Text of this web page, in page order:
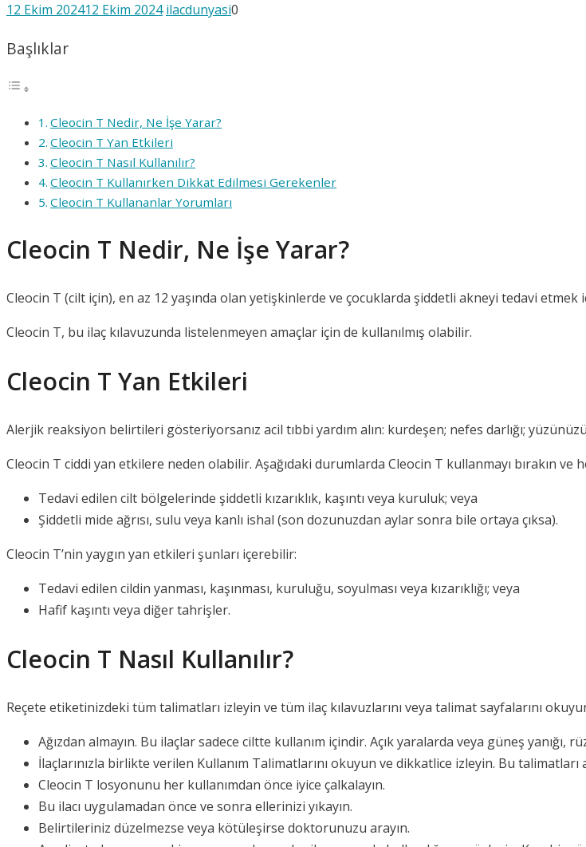
12 Ekim 202412 Ekim 2024 ilacdunyasi0
Başlıklar
Cleocin T Nedir, Ne İşe Yarar?
Cleocin T Yan Etkileri
Cleocin T Nasıl Kullanılır?
Cleocin T Kullanırken Dikkat Edilmesi Gerekenler
Cleocin T Kullananlar Yorumları
Cleocin T Nedir, Ne İşe Yarar?
Cleocin T (cilt için), en az 12 yaşında olan yetişkinlerde ve çocuklarda şiddetli akneyi tedavi etmek
Cleocin T, bu ilaç kılavuzunda listelenmeyen amaçlar için de kullanılmış olabilir.
Cleocin T Yan Etkileri
Alerjik reaksiyon belirtileri gösteriyorsanız acil tıbbi yardım alın: kurdeşen; nefes darlığı;
Cleocin T ciddi yan etkilere neden olabilir. Aşağıdaki durumlarda Cleocin T kullanmayı bırakın ve
Tedavi edilen cilt bölgelerinde şiddetli kızarıklık, kaşıntı veya kuruluk; veya
Şiddetli mide ağrısı, sulu veya kanlı ishal (son dozunuzdan aylar sonra bile ortaya çıksa).
Cleocin T’nin yaygın yan etkileri şunları içerebilir:
Tedavi edilen cildin yanması, kaşınması, kuruluğu, soyulması veya kızarıklığı; veya
Hafif kaşıntı veya diğer tahrişler.
Cleocin T Nasıl Kullanılır?
Reçete etiketinizdeki tüm talimatları izleyin ve tüm ilaç kılavuzlarını veya talimat sayfalarını
Ağızdan almayın. Bu ilaçlar sadece ciltte kullanım içindir. Açık yaralarda veya güneş yanığı,
İlaçlarınızla birlikte verilen Kullanım Talimatlarını okuyun ve dikkatlice izleyin. Bu talimatları
Cleocin T losyonunu her kullanımdan önce iyice çalkalayın.
Bu ilacı uygulamadan önce ve sonra ellerinizi yıkayın.
Belirtileriniz düzelmezse veya kötüleşirse doktorunuzu arayın.